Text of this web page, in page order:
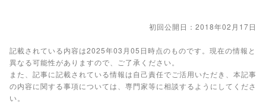
初回公開日：2018年02月17日
記載されている内容は2025年03月05日時点のものです。現在の情報と
異なる可能性がありますので、ご了承ください。
また、記事に記載されている情報は自己責任でご活用いただき、本記事
の内容に関する事項については、専門家等に相談するようにしてくださ
い。